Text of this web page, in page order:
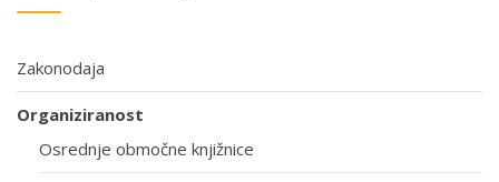
Zakonodaja
Organiziranost
Osrednje območne knjižnice